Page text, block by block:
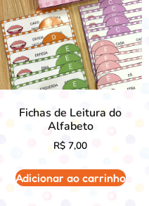
Fichas de Leitura do
Alfabeto
R$ 7,00
Adicionar ao carrinho